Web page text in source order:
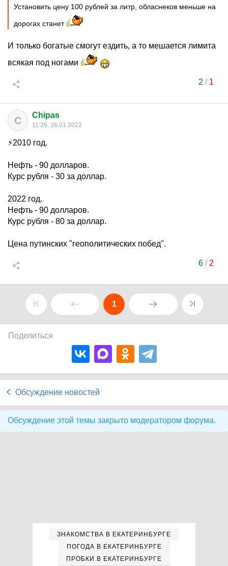
Установить цену 100 рублей за литр, обласнеков меньше на
дорогах станет
И только богатые смогут ездить, а то мешается лимита
всякая под ногами
2 / 1
C Chipas
11:26, 26.01.2022
⚡️2010 год.
Нефть - 90 долларов.
Курс рубля - 30 за доллар.
2022 год.
Нефть - 90 долларов.
Курс рубля - 80 за доллар.
Цена путинских "геополитических побед".
6/ 2
1
Поделиться
Обсуждение новостей
Обсуждение этой темы закрыто модератором форума.
ЗНАКОМСТВА В ЕКАТЕРИНБУРГЕ
ПОГОДА В ЕКАТЕРИНБУРГЕ
ПРОБКИ В ЕКАТЕРИНБУРГЕ